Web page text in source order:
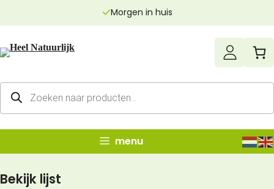
inhoud
Morgen in huis
Producten
zoeken
menu
Bekijk lijst